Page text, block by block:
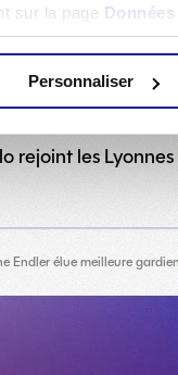
sur la page
Personnaliser
2026
rejoint les Lyonnes
Endler élue meilleure